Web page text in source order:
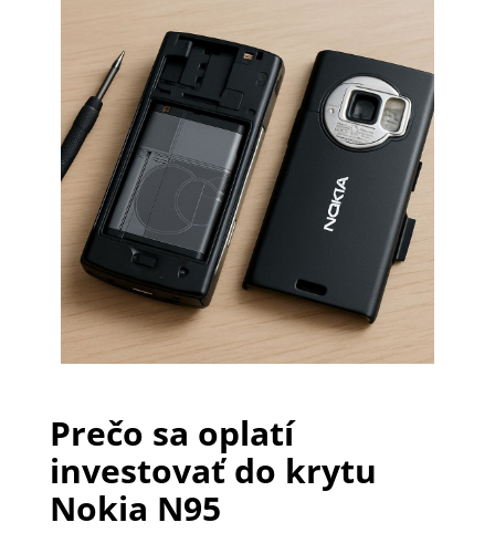
PRODUKTY
PRÍSLUŠENSTVO
PRÍSLUŠENSTVO
TABLETY
Prečo sa oplatí
investovať do krytu
Nokia N95